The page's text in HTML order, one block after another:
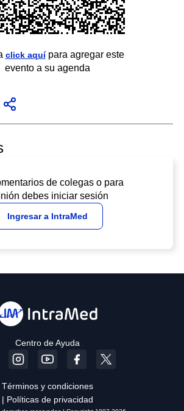
click aquípara agregar este
evento a su agenda
de colegas o para
debes iniciar sesión
Ingresar a IntraMed
Centro de Ayuda
Términos y condiciones
| Políticas de privacidad